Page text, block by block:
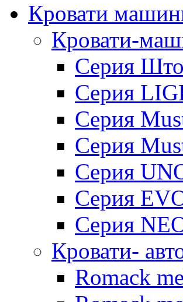
Кровати
Кровати-
Серия
Серия
Серия
Серия
Серия
Серия
Серия
Кровати-
Romack